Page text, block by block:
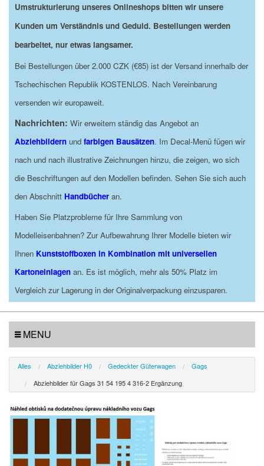
Umstrukturierung unseres Onlineshops bitten wir unsere
Kunden um Verständnis und Geduld. Bestellungen werden
bearbeitet, nur etwas langsamer.
Bei Bestellungen über 2.000 CZK (€85) ist der Versand innerhalb der
Tschechischen Republik KOSTENLOS. Nach Vereinbarung
versenden wir europaweit.
Nachrichten: Wir erweitern ständig das Angebot an
Abziehbildern und farbigen Bausätzen. Im Decal-Menü fügen wir
nach und nach illustrative Zeichnungen hinzu, die zeigen, wo sich
die Beschriftungen auf den Modellen befinden. Sehen Sie sich auch
den Abschnitt Handbücher an.
Haben Sie Platzprobleme für Ihre Sammlung von
Modelleisenbahnen? Zur Aufbewahrung Ihrer Modelle bieten wir
Ihnen Kunststoffboxen in Kombination mit universellen
Kartoneinlagen an. Es ist möglich, mehr als 50% Platz im
Vergleich zur Lagerung in der Originalverpackung einzusparen.
MENU
Alles Abziehbilder H0 Gedeckter Güterwagen
Gags
Abziehbilder für Gags 31 54 195 4 316-2 Ergänzung